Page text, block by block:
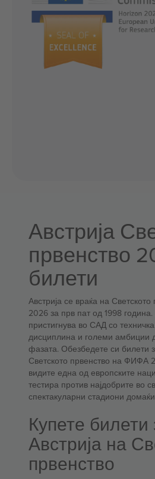
Австрија
првенство
билети
Австрија се враќа на
2026 за прв пат од 1998 година.
пристигнува во САД со
дисциплина и големи амбиции
фазата. Обезбедете си билети
Светското првенство на ФИФА
видите една од европските
тестира против најдобрите во
спектакуларни стадиони
Купете билети
Австрија на
првенство